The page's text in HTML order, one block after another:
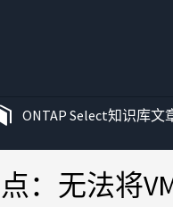
ONTAP Select知识库文
：无法将